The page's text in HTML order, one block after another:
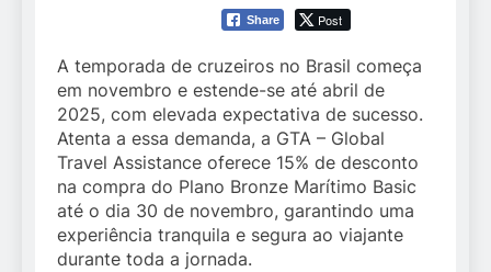
Share Post
A temporada de cruzeiros no Brasil começa
em novembro e estende-se até abril de
2025, com elevada expectativa de sucesso.
Atenta a essa demanda, a GTA – Global
Travel Assistance oferece 15% de desconto
na compra do Plano Bronze Marítimo Basic
até o dia 30 de novembro, garantindo uma
experiência tranquila e segura ao viajante
durante toda a jornada.